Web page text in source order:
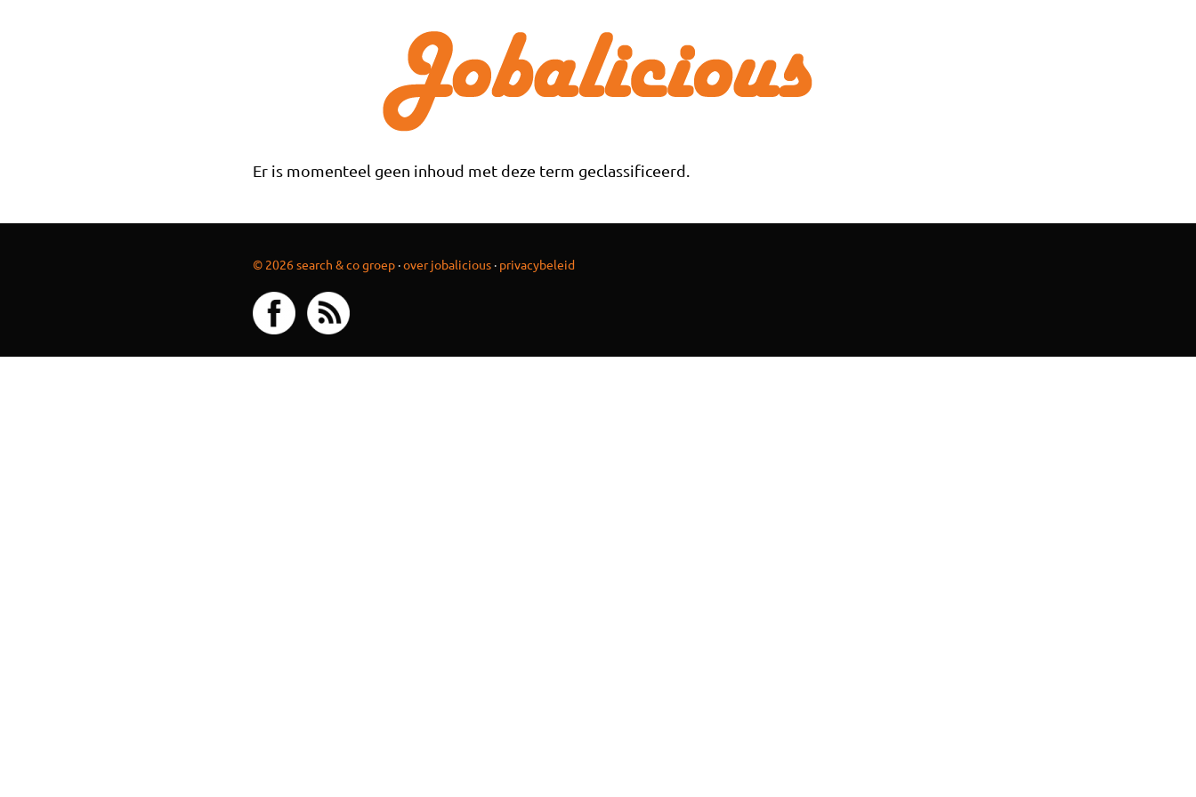
Er is momenteel geen inhoud met deze term geclassificeerd.
© 2026 search & co groep·over jobalicious· privacybeleid